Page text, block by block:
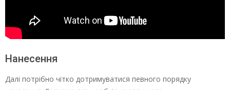
Нанесення
Далі потрібно чітко дотримуватися певного порядку